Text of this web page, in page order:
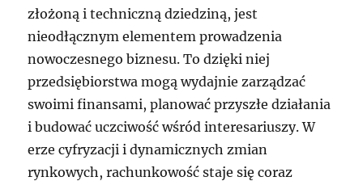
złożoną i techniczną dziedziną, jest
nieodłącznym elementem prowadzenia
nowoczesnego biznesu. To dzięki niej
przedsiębiorstwa mogą wydajnie zarządzać
swoimi finansami, planować przyszłe działania
i budować uczciwość wśród interesariuszy. W
erze cyfryzacji i dynamicznych zmian
rynkowych, rachunkowość staje się coraz